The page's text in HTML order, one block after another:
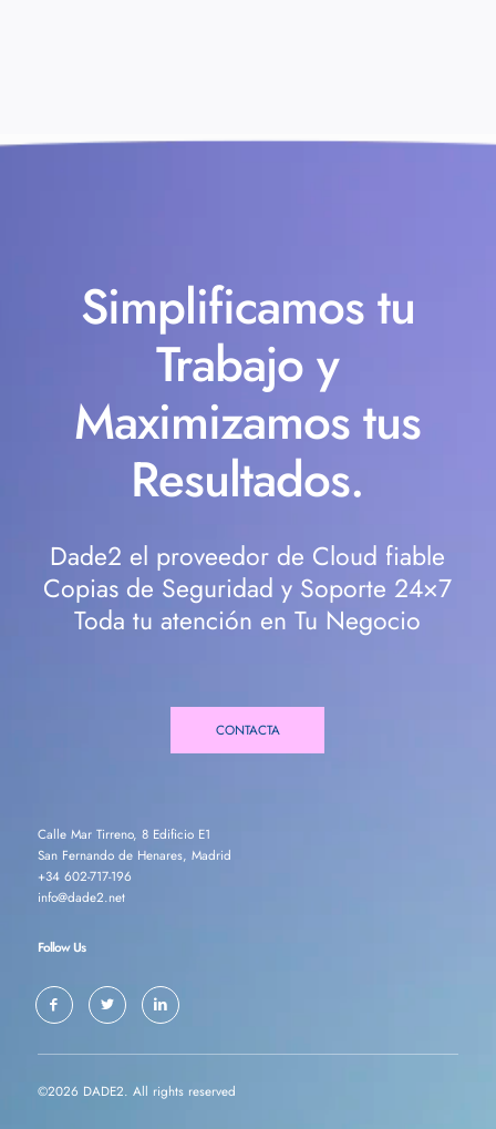
Simplificamos tu
Trabajo y
Maximizamos tus
Resultados.
Dade2 el proveedor de Cloud fiable
Copias de Seguridad y Soporte 24×7
Toda tu atención en Tu Negocio
CONTACTA
Calle Mar Tirreno, 8 Edificio E1
San Fernando de Henares, Madrid
+34 602-717-196
info@dade2.net
Follow Us
©2026 DADE2. All rights reserved